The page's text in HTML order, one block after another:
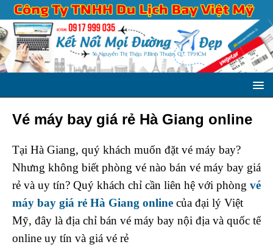
Vé máy bay giá rẻ Hà Giang online
Tại Hà Giang, quý khách muốn đặt vé máy bay?
Nhưng không biết phòng vé nào bán vé máy bay giá
rẻ và uy tín? Quý khách chỉ cần liên hệ với phòng vé
máy bay giá rẻ Hà Giang online của đại lý Việt
Mỹ, đây là địa chỉ bán vé máy bay nội địa và quốc tế
online uy tín và giá vé rẻ